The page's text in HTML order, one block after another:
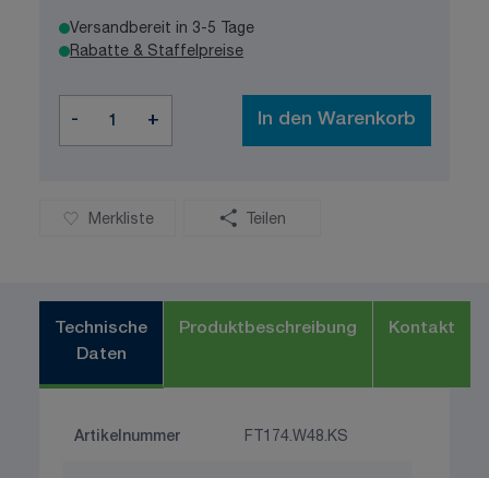
Versandbereit in 3-5 Tage
Rabatte & Staffelpreise
- + In den Warenkorb
Merkliste Teilen
Technische
Daten
Produktbeschreibung Kontakt
Artikelnummer FT174.W48.KS